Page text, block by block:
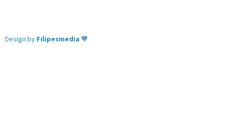
Design by Filipesmedia 🧡